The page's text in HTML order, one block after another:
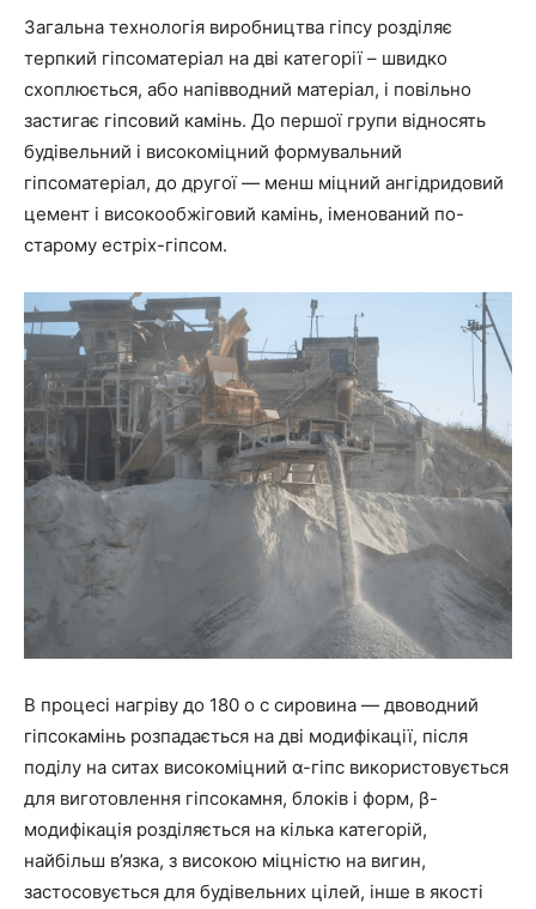
Загальна технологія виробництва гіпсу розділяє
терпкий гіпсоматеріал на дві категорії – швидко
схоплюється, або напівводний матеріал, і повільно
застигає гіпсовий камінь. До першої групи відносять
будівельний і високоміцний формувальний
гіпсоматеріал, до другої — менш міцний ангідридовий
цемент і високообжіговий камінь, іменований по-
старому естріх-гіпсом.
В процесі нагріву до 180 о с сировина — двоводний
гіпсокамінь розпадається на дві модифікації, після
поділу на ситах високоміцний α-гіпс використовується
для виготовлення гіпсокамня, блоків і форм, β-
модифікація розділяється на кілька категорій,
найбільш в’язка, з високою міцністю на вигин,
застосовується для будівельних цілей, інше в якості